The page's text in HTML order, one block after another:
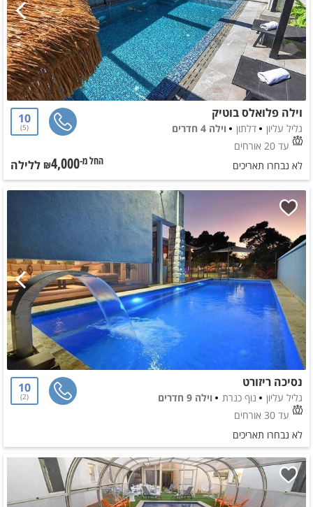
וילה פלואלס בוטיק
גליל עליון דלתון
וילה 4 חדרים
עד 20 אורחים
10
5
לא נבחרו תאריכים החל מ-₪4,000 ללילה
נסיכה ריזורט
גליל עליון נוף כנרת
וילה 9 חדרים
עד 30 אורחים
10
2
לא נבחרו תאריכים